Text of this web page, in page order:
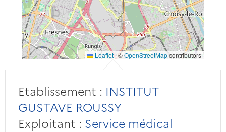
Leaflet |©OpenStreetMapcontributors
Etablissement : INSTITUT
GUSTAVE ROUSSY
Exploitant : Service médical